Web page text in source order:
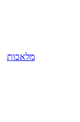
מלאכות